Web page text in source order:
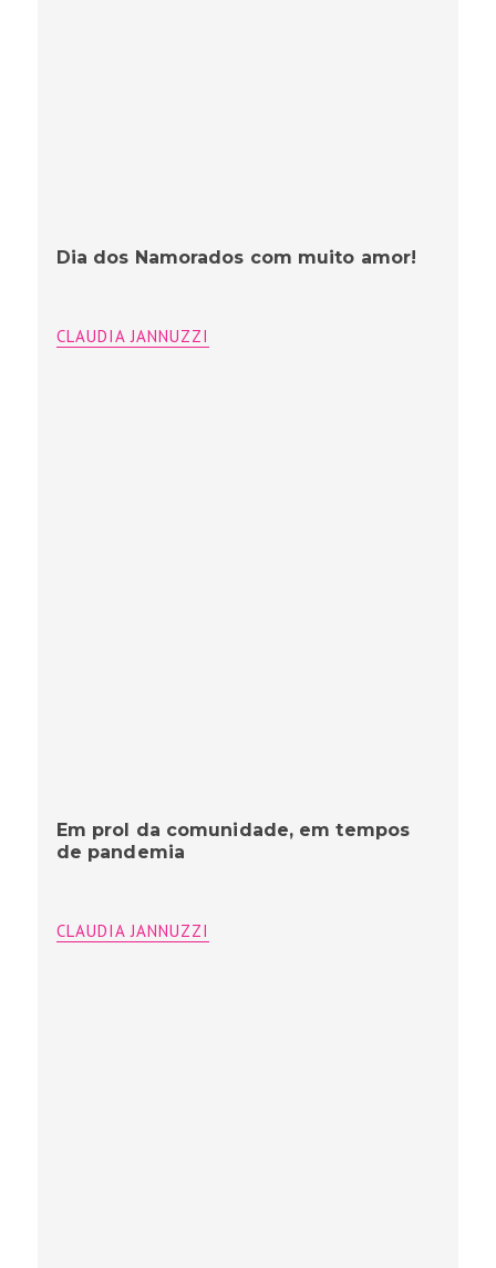
Dia dos Namorados com muito amor!
CLAUDIA JANNUZZI
Em prol da comunidade, em tempos
de pandemia
CLAUDIA JANNUZZI